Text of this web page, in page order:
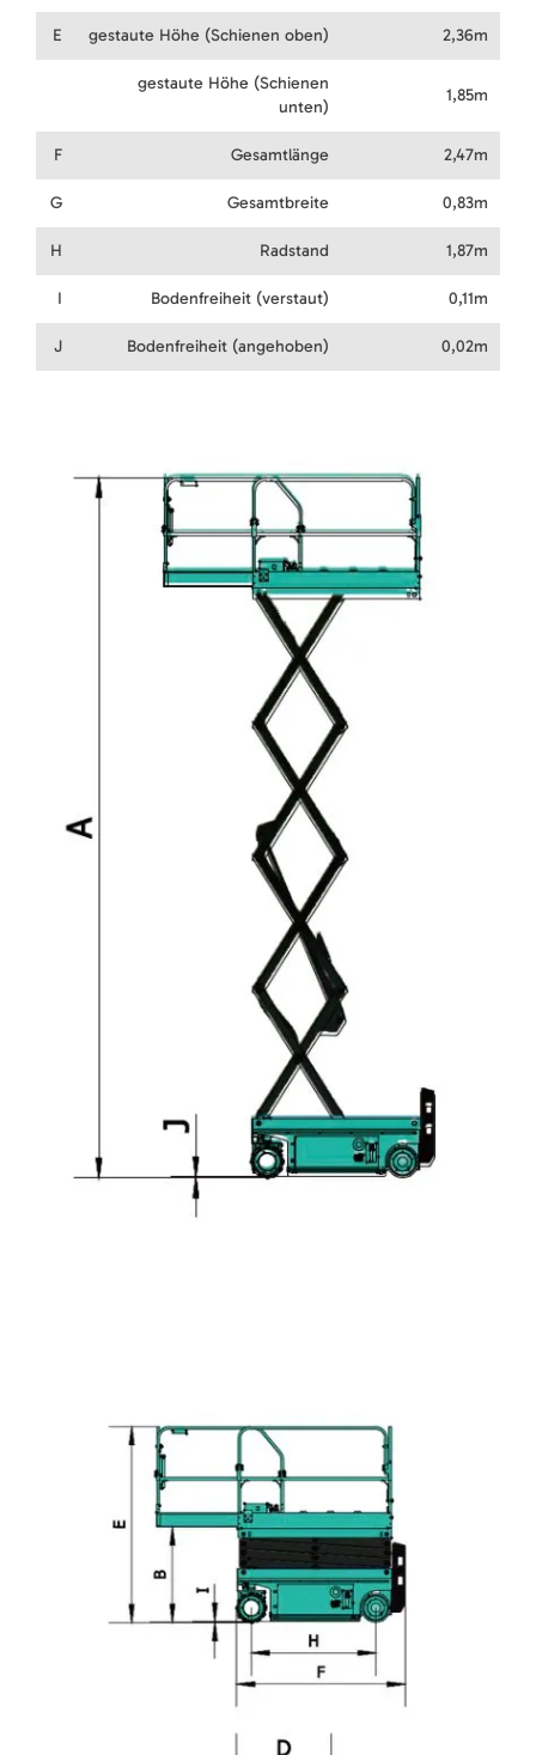
E gestaute Höhe (Schienen oben) 2,36m
gestaute Höhe (Schienen
unten)
1,85m
F Gesamtlänge 2,47m
G Gesamtbreite 0,83m
H Radstand 1,87m
I Bodenfreiheit (verstaut) 0,11m
J Bodenfreiheit (angehoben) 0,02m